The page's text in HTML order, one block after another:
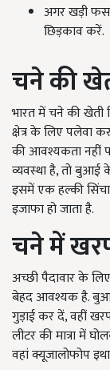
अगर खड़ी
छिड़काव करें.
चने की
भारत में चने की खेती
क्षेत्र के लिए पलेवा
की आवश्यकता नहीं
व्यवस्था है, तो
इसमें एक हल्की
इजाफा हो जाता है.
चनेमें
अच्छी पैदावार के
बेहद आवश्यक है.
गुड़ाई कर दें, वहीं
लीटर की मात्रा में
वहां क्यूजालोफोप